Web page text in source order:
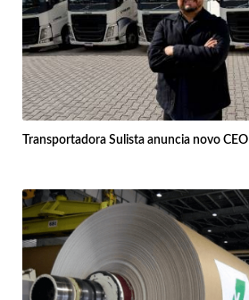
Transportadora Sulista anuncia novo CEO